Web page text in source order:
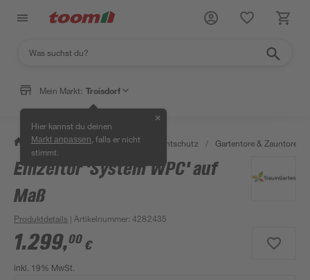
Mein Markt: Troisdorf
Hier kannst du deinen
Markt anpassen , falls er nicht
stimmt.
✕
/ Garten & Freizeit / Zäune & Sichtschutz / Gartentore & Zauntore
Einzeltor 'System WPC' auf
Maß
Produktdetails | Artikelnummer:4282435
1.299,00 €
inkl. 19% MwSt.